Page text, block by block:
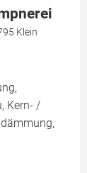
Klein
Kern- /